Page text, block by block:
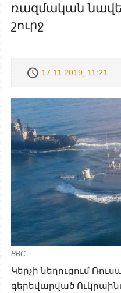
ռազմական
շուրջ
17.11.2019, 11:21
BBC
Կերչի նեղուցում
գերեվարված